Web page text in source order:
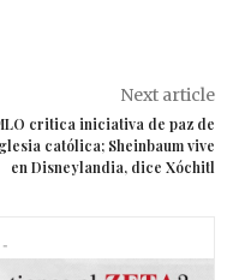
Next article
critica iniciativa de paz de
católica; Sheinbaum vive
en Disneylandia, dice Xóchitl
-